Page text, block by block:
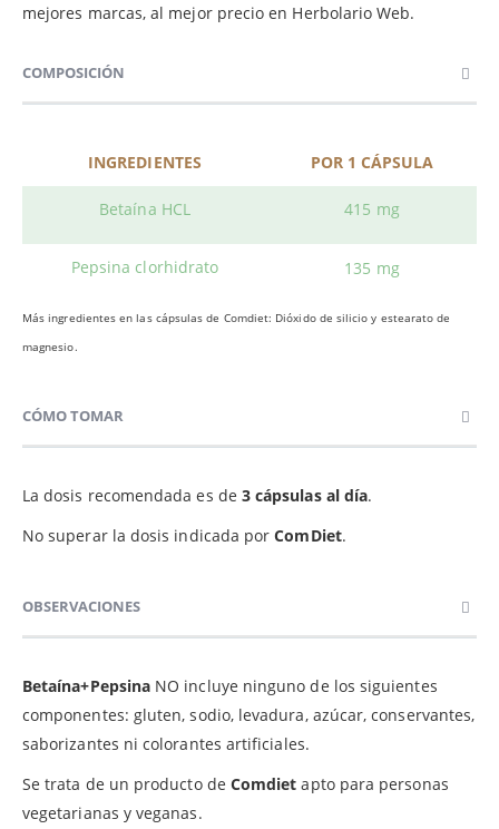
mejores marcas, al mejor precio en Herbolario Web.
COMPOSICIÓN
INGREDIENTES POR 1 CÁPSULA
Betaína HCL 415 mg
Pepsina clorhidrato 135 mg
Más ingredientes en las cápsulas de Comdiet: Dióxido de silicio y estearato de
magnesio.
CÓMO TOMAR
La dosis recomendada es de 3 cápsulas al día.
No superar la dosis indicada porComDiet.
OBSERVACIONES
Betaína+Pepsina NO incluye ninguno de los siguientes
componentes: gluten, sodio, levadura, azúcar, conservantes,
saborizantes ni colorantes artificiales.
Se trata de un producto de Comdietapto para personas
vegetarianas y veganas.